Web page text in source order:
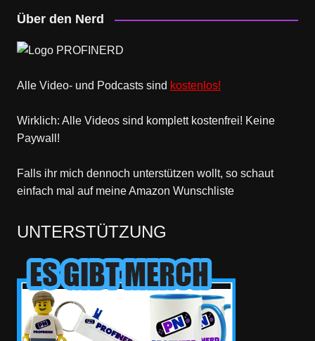
Über den Nerd
Alle Video- und Podcasts sind kostenlos!
Wirklich: Alle Videos sind komplett kostenfrei! Keine
Paywall!
Falls ihr mich dennoch unterstützen wollt, so schaut
einfach mal auf meine Amazon Wunschliste
UNTERSTÜTZUNG